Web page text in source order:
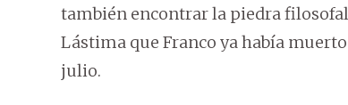
también encontrar la piedra
Lástima que Franco ya había
julio.